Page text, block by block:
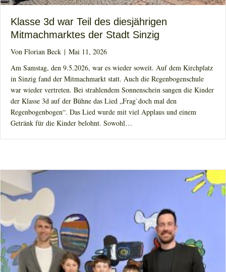
Klasse 3d war Teil des diesjährigen
Mitmachmarktes der Stadt Sinzig
Von Florian Beck | Mai 11, 2026
Am Samstag, den 9.5.2026, war es wieder soweit. Auf dem Kirchplatz
in Sinzig fand der Mitmachmarkt statt. Auch die Regenbogenschule
war wieder vertreten. Bei strahlendem Sonnenschein sangen die Kinder
der Klasse 3d auf der Bühne das Lied „Frag`doch mal den
Regenbogenbogen“. Das Lied wurde mit viel Applaus und einem
Getränk für die Kinder belohnt. Sowohl…